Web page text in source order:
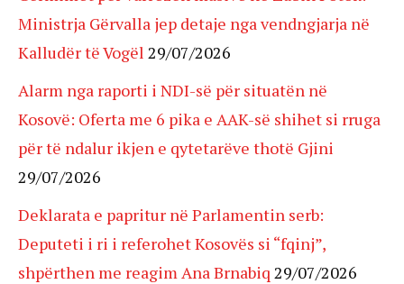
Ministrja Gërvalla jep detaje nga vendngjarja në
Kalludër të Vogël 29/07/2026
Alarm nga raporti i NDI-së për situatën në
Kosovë: Oferta me 6 pika e AAK-së shihet si rruga
për të ndalur ikjen e qytetarëve thotë Gjini
29/07/2026
Deklarata e papritur në Parlamentin serb:
Deputeti i ri i referohet Kosovës si “fqinj”,
shpërthen me reagim Ana Brnabiq 29/07/2026